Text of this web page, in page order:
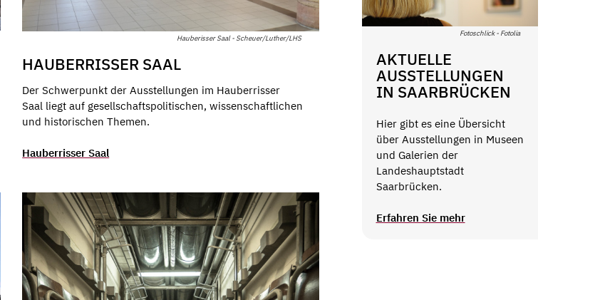
Hauberisser Saal - Scheuer/Luther/LHS
HAUBERRISSER SAAL
Der Schwerpunkt der Ausstellungen im Hauberrisser
Saal liegt auf gesellschaftspolitischen, wissenschaftlichen
und historischen Themen.
Hauberrisser Saal
Fotoschlick - Fotolia
AKTUELLE
AUSSTELLUNGEN
IN SAARBRÜCKEN
Hier gibt es eine Übersicht
über Ausstellungen in Museen
und Galerien der
Landeshauptstadt
Saarbrücken.
Erfahren Sie mehr